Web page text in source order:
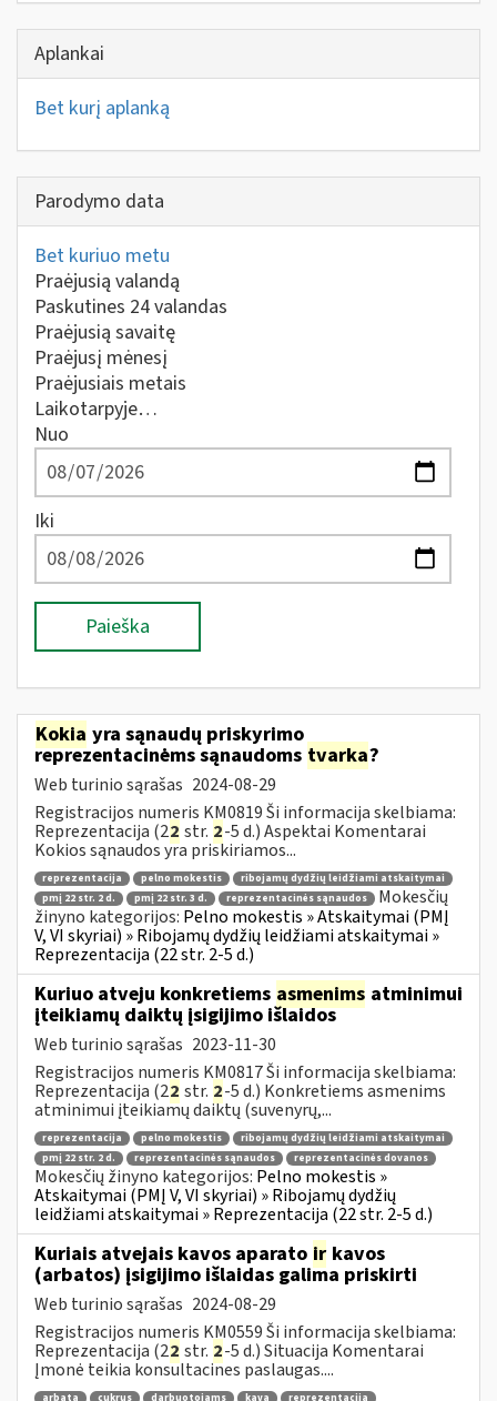
Aplankai
Bet kurį aplanką
Parodymo data
Bet kuriuo metu
Praėjusią valandą
Paskutines 24 valandas
Praėjusią savaitę
Praėjusį mėnesį
Praėjusiais metais
Laikotarpyje…
Nuo
Iki
Paieška
Kokia yra sąnaudų priskyrimo
reprezentacinėms sąnaudoms tvarka?
Web turinio sąrašas 2024-08-29
Registracijos numeris KM0819 Ši informacija skelbiama:
Reprezentacija (22 str. 2-5 d.) Aspektai Komentarai
Kokios sąnaudos yra priskiriamos...
reprezentacija pelno mokestis
ribojamų dydžių leidžiami atskaitymai
pmį 22 str. 2 d.
pmį 22 str. 3 d. reprezentacinės sąnaudos
Mokesčių
žinyno kategorijos: Pelno mokestis » Atskaitymai (PMĮ
V, VI skyriai) » Ribojamų dydžių leidžiami atskaitymai »
Reprezentacija (22 str. 2-5 d.)
Kuriuo atveju konkretiems asmenims atminimui
įteikiamų daiktų įsigijimo išlaidos
Web turinio sąrašas 2023-11-30
Registracijos numeris KM0817 Ši informacija skelbiama:
Reprezentacija (22 str. 2-5 d.) Konkretiems asmenims
atminimui įteikiamų daiktų (suvenyrų,...
reprezentacija pelno mokestis
ribojamų dydžių leidžiami atskaitymai
pmį 22 str. 2 d.
reprezentacinės sąnaudos reprezentacinės dovanos
Mokesčių žinyno kategorijos: Pelno mokestis »
Atskaitymai (PMĮ V, VI skyriai) » Ribojamų dydžių
leidžiami atskaitymai » Reprezentacija (22 str. 2-5 d.)
Kuriais atvejais kavos aparato ir kavos
(arbatos) įsigijimo išlaidas galima priskirti
Web turinio sąrašas 2024-08-29
Registracijos numeris KM0559 Ši informacija skelbiama:
Reprezentacija (22 str. 2-5 d.) Situacija Komentarai
Įmonė teikia konsultacines paslaugas....